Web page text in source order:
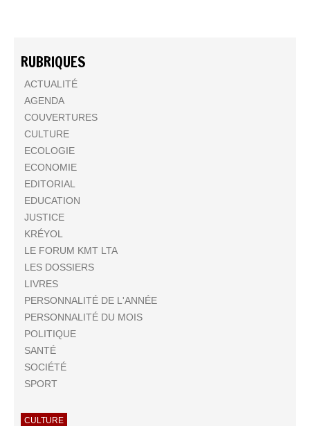
RUBRIQUES
ACTUALITÉ
AGENDA
COUVERTURES
CULTURE
ECOLOGIE
ECONOMIE
EDITORIAL
EDUCATION
JUSTICE
KRÉYOL
LE FORUM KMT LTA
LES DOSSIERS
LIVRES
PERSONNALITÉ DE L'ANNÉE
PERSONNALITÉ DU MOIS
POLITIQUE
SANTÉ
SOCIÉTÉ
SPORT
CULTURE